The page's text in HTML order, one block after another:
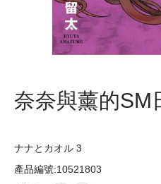
奈奈與薰的SM
ナナとカオル 3
產品編號:10521803